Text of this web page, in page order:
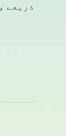
ذریعے